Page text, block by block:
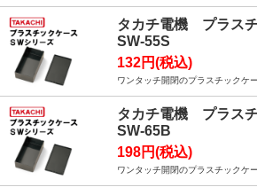
タカチ電機 プラス
SW-55S
132円(税込)
ワンタッチ開閉のプラスチックケ
タカチ電機 プラス
SW-65B
198円(税込)
ワンタッチ開閉のプラスチックケ